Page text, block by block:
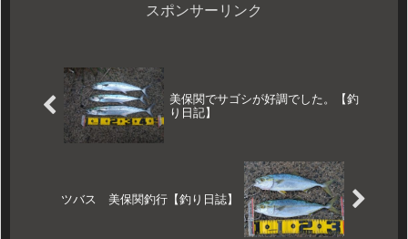
スポンサーリンク
美保関でサゴシが好調でした。【釣
り日記】
ツバス 美保関釣行【釣り日誌】